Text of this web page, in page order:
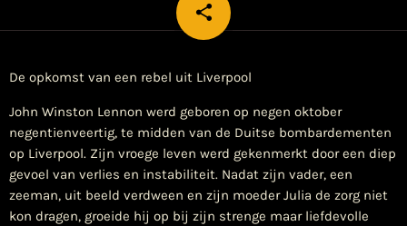
share
email
De opkomst van een rebel uit Liverpool
John Winston Lennon werd geboren op negen oktober
negentienveertig, te midden van de Duitse bombardementen
op Liverpool. Zijn vroege leven werd gekenmerkt door een diep
gevoel van verlies en instabiliteit. Nadat zijn vader, een
zeeman, uit beeld verdween en zijn moeder Julia de zorg niet
kon dragen, groeide hij op bij zijn strenge maar liefdevolle